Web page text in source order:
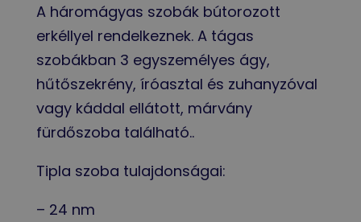
A háromágyas szobák bútorozott
erkéllyel rendelkeznek. A tágas
szobákban 3 egyszemélyes ágy,
hűtőszekrény, íróasztal és zuhanyzóval
vagy káddal ellátott, márvány
fürdőszoba található..
Tipla szoba tulajdonságai:
– 24 nm